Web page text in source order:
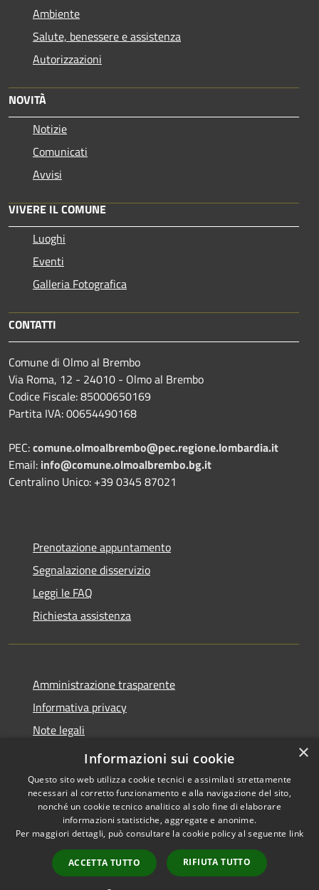
Ambiente
Salute, benessere e assistenza
Autorizzazioni
NOVITÀ
Notizie
Comunicati
Avvisi
VIVERE IL COMUNE
Luoghi
Eventi
Galleria Fotografica
CONTATTI
Comune di Olmo al Brembo
Via Roma, 12 - 24010 - Olmo al Brembo
Codice Fiscale: 85000650169
Partita IVA: 00654490168
PEC:comune.olmoalbrembo@pec.regione.lombardia.it
Email: info@comune.olmoalbrembo.bg.it
Centralino Unico: +39 0345 87021
Prenotazione appuntamento
Segnalazione disservizio
Leggi le FAQ
Richiesta assistenza
Amministrazione trasparente
Informativa privacy
Note legali
Dichiarazione di accessibilità
Accessibilità
Copyright © 2026 • Comune di
Olmo al Brembo • Powered by
Municipium•
Accesso
redazione
×
Informazioni sui cookie
Questo sito web utilizza cookie tecnici e assimilati strettamente
necessari al corretto funzionamento e alla navigazione del sito,
nonché un cookie tecnico analitico al solo fine di elaborare
informazioni statistiche, aggregate e anonime.
Per maggiori dettagli, può consultare la cookie policy al seguente link
ACCETTA TUTTO RIFIUTA TUTTO